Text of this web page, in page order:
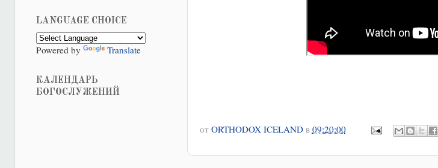
от ORTHODOX ICELAND в 09:20:00
LANGUAGE CHOICE
Powered by Translate
КАЛЕНДАРЬ
БОГОСЛУЖЕНИЙ